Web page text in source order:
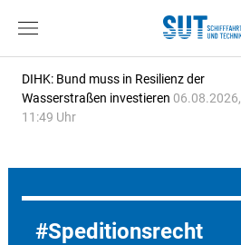
DIHK: Bund muss in Resilienz der
Wasserstraßen investieren 06.08.2026,
11:49 Uhr
Speditionsrecht